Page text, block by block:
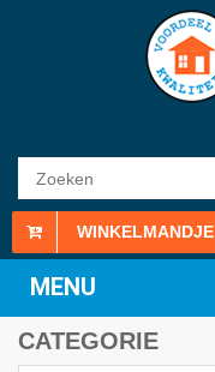
WINKELMANDJE
CATEGORIE